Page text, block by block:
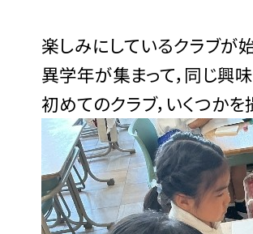
楽しみにしているクラブが
異学年が集まって，同じ興
初めてのクラブ，いくつかを